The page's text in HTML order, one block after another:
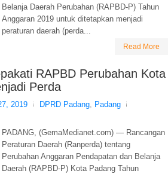
Belanja Daerah Perubahan (RAPBD-P) Tahun
Anggaran 2019 untuk ditetapkan menjadi
peraturan daerah (perda...
Read More
RAPBD Perubahan Kota
Perda
2019 DPRD Padang, Padang
PADANG, (GemaMedianet.com) — Rancangan
Peraturan Daerah (Ranperda) tentang
Perubahan Anggaran Pendapatan dan Belanja
Daerah (RAPBD-P) Kota Padang Tahun